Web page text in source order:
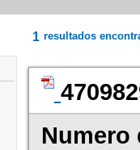
1 resultados
Numero